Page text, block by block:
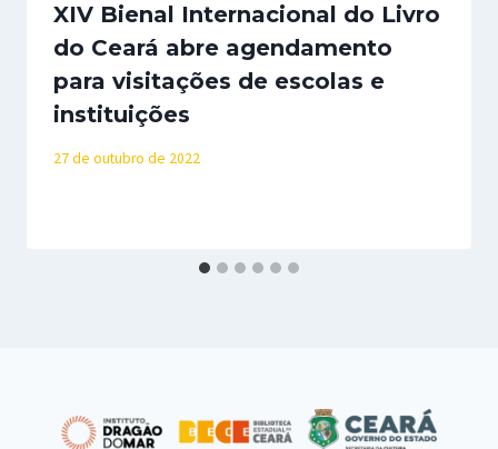
XIV Bienal Internacional do Livro
do Ceará abre agendamento
para visitações de escolas e
instituições
27 de outubro de 2022